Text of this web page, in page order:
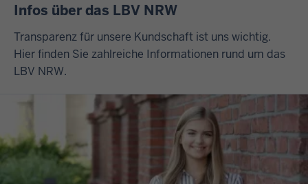
Infos über das LBV NRW
Transparenz für unsere Kundschaft ist uns wichtig.
Hier finden Sie zahlreiche Informationen rund um das
LBV NRW.